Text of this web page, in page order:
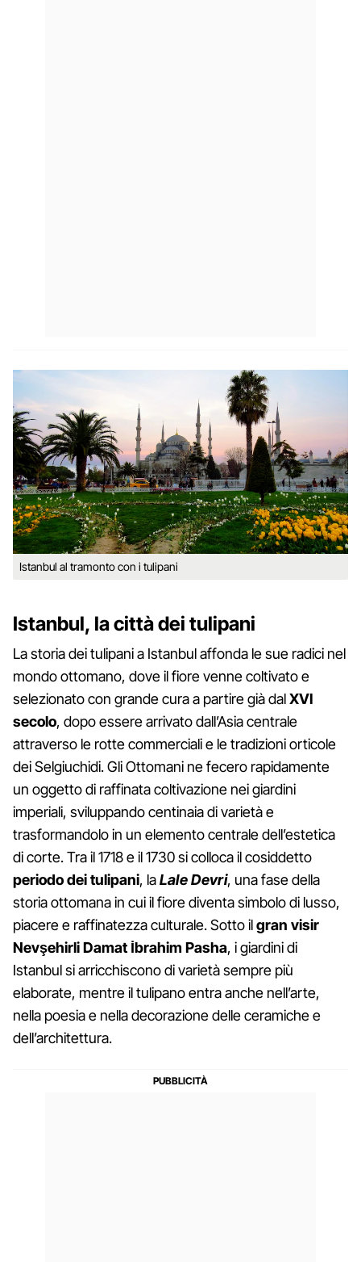
Istanbul al tramonto con i tulipani
Istanbul, la città dei tulipani
La storia dei tulipani a Istanbul affonda le sue radici nel
mondo ottomano, dove il fiore venne coltivato e
selezionato con grande cura a partire già dalXVI
secolo, dopo essere arrivato dall’Asia centrale
attraverso le rotte commerciali e le tradizioni orticole
dei Selgiuchidi. Gli Ottomani ne fecero rapidamente
un oggetto di raffinata coltivazione nei giardini
imperiali, sviluppando centinaia di varietà e
trasformandolo in un elemento centrale dell’estetica
di corte. Tra il 1718 e il 1730 si colloca il cosiddetto
periodo dei tulipani, laLale Devri, una fase della
storia ottomana in cui il fiore diventa simbolo di lusso,
piacere e raffinatezza culturale. Sotto ilgran visir
Nevşehirli Damat İbrahim Pasha, i giardini di
Istanbul si arricchiscono di varietà sempre più
elaborate, mentre il tulipano entra anche nell’arte,
nella poesia e nella decorazione delle ceramiche e
dell’architettura.